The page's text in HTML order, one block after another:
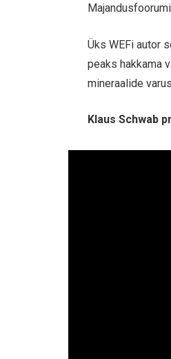
Üks WEFi autor
peaks hakkama
mineraalide
Klaus Schwab